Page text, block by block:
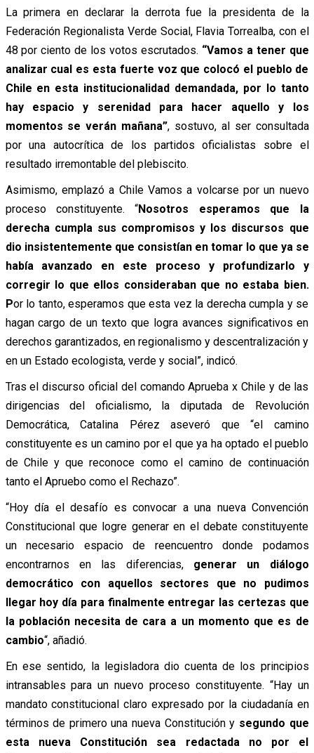
La primera en declarar la derrota fue la presidenta de la
Federación Regionalista Verde Social, Flavia Torrealba, con el
48 por ciento de los votos escrutados. “Vamos a tener que
analizar cual es esta fuerte voz que colocó el pueblo de
Chile en esta institucionalidad demandada, por lo tanto
hay espacio y serenidad para hacer aquello y los
momentos se verán mañana”, sostuvo, al ser consultada
por una autocrítica de los partidos oficialistas sobre el
resultado irremontable del plebiscito.
Asimismo, emplazó a Chile Vamos a volcarse por un nuevo
proceso constituyente. “Nosotros esperamos que la
derecha cumpla sus compromisos y los discursos que
dio insistentemente que consistían en tomar lo que ya se
había avanzado en este proceso y profundizarlo y
corregir lo que ellos consideraban que no estaba bien.
Por lo tanto, esperamos que esta vez la derecha cumpla y se
hagan cargo de un texto que logra avances significativos en
derechos garantizados, en regionalismo y descentralización y
en un Estado ecologista, verde y social”, indicó.
Tras el discurso oficial del comando Aprueba x Chile y de las
dirigencias del oficialismo, la diputada de Revolución
Democrática, Catalina Pérez aseveró que “el camino
constituyente es un camino por el que ya ha optado el pueblo
de Chile y que reconoce como el camino de continuación
tanto el Apruebo como el Rechazo”.
“Hoy día el desafío es convocar a una nueva Convención
Constitucional que logre generar en el debate constituyente
un necesario espacio de reencuentro donde podamos
encontrarnos en las diferencias, generar un diálogo
democrático con aquellos sectores que no pudimos
llegar hoy día para finalmente entregar las certezas que
la población necesita de cara a un momento que es de
cambio“, añadió.
En ese sentido, la legisladora dio cuenta de los principios
intransables para un nuevo proceso constituyente. “Hay un
mandato constitucional claro expresado por la ciudadanía en
términos de primero una nueva Constitución y segundo que
esta nueva Constitución sea redactada no por el